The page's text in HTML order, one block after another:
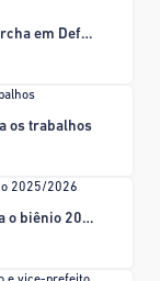
Vereadores de Ribeirópolis participam da Marcha em Defesa dos Municípios em Brasília
os trabalhos
Mesa Diretora da Câmara de Ribeirópolis para o biênio 2025/2026